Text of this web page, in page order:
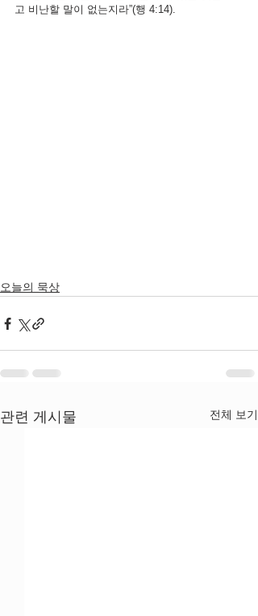
고 비난할 말이 없는지라”(행 4:14).
오늘의 묵상
관련 게시물 전체 보기